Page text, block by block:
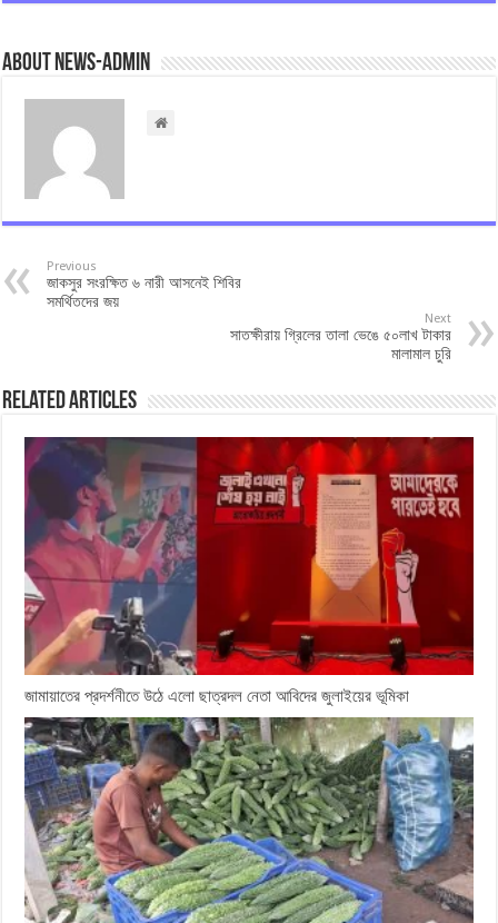
About news-admin
Previous
জাকসুর সংরক্ষিত ৬ নারী আসনেই শিবির
সমর্থিতদের জয়
Next
সাতক্ষীরায় গ্রিলের তালা ভেঙে ৫০লাখ টাকার
মালামাল চুরি
Related Articles
জামায়াতের প্রদর্শনীতে উঠে এলো ছাত্রদল নেতা আবিদের জুলাইয়ের ভূমিকা